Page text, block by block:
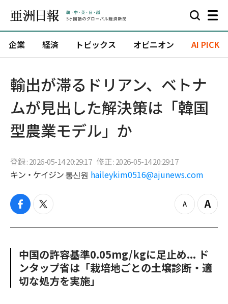
企業 経済 トピックス オピニオン AI PICK
輸出が滞るドリアン、ベトナ
ムが見出した解決策は「韓国
型農業モデル」か
登録 : 2026-05-14 20:29:17 修正 : 2026-05-14 20:29:17
キン・ケイジン 통신원 haileykim0516@ajunews.com
f
c
o
o
k
t
i
e
r
z
o
u
t
Z
o
中国の許容基準0.05mg/kgに足止め... ド
ンタップ省は「栽培地ごとの土壌診断・適
切な処方を実施」